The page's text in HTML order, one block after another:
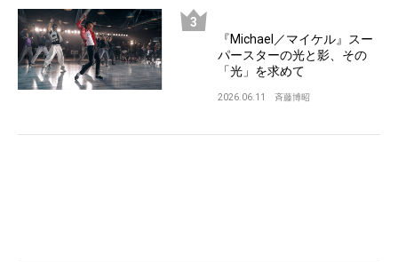
『Michael／マイケル』スー
パースターの光と影、その
「光」を求めて
2026.06.11 斉藤博昭